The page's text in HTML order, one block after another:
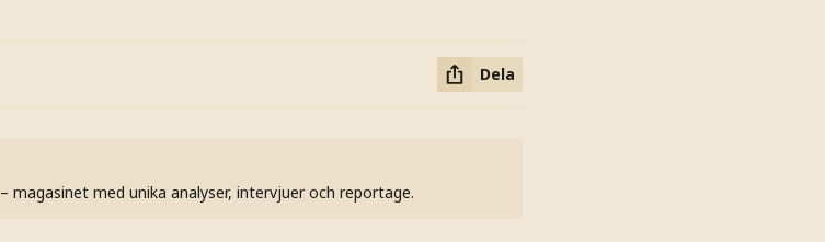
Dela
– magasinet med unika analyser, intervjuer och reportage.